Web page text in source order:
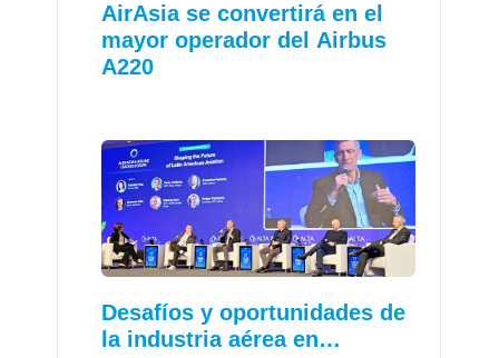
AirAsia se convertirá en el
mayor operador del Airbus
A220
Desafíos y oportunidades de
la industria aérea en…